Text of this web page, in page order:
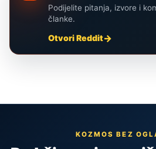
Podijelite pitanja, izvore i
članke.
Otvori Reddit
KOZMOS BEZ